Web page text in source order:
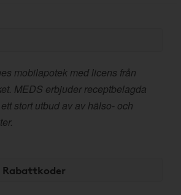
mobilapotek med licens från
MEDS erbjuder receptbelagda
stort utbud av av hälso- och